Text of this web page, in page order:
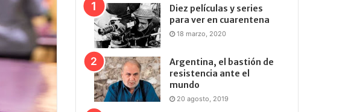
Diez películas y series
para ver en cuarentena
18 marzo, 2020
Argentina, el bastión de
resistencia ante el
mundo
20 agosto, 2019